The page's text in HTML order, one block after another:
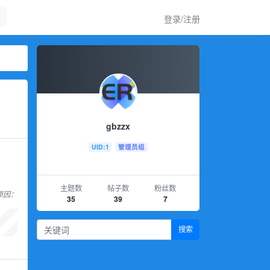
登录/注册
：
gbzzx
UID:1 管理员组
主题数
35
帖子数
39
粉丝数
7
搜索